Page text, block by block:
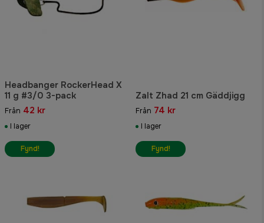
Headbanger RockerHead X
11 g #3/0 3-pack
Från 42 kr
I lager
Zalt Zhad 21 cm Gäddjigg
Från 74 kr
I lager
Fynd! Fynd!